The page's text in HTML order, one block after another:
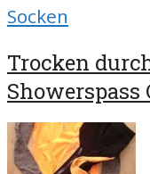
Socken
Trocken
Showerspass